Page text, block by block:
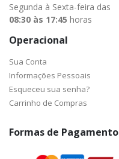
Segunda à Sexta-feira das
08:30 às 17:45 horas
Operacional
Sua Conta
Informações Pessoais
Esqueceu sua senha?
Carrinho de Compras
Formas de Pagamento